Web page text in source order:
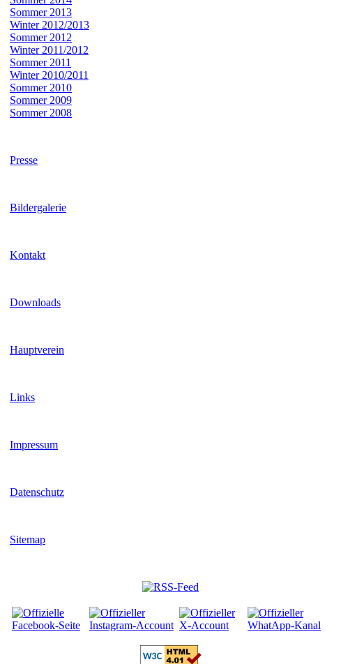
Sommer 2013
Winter 2012/2013
Sommer 2012
Winter 2011/2012
Sommer 2011
Winter 2010/2011
Sommer 2010
Sommer 2009
Sommer 2008
Presse
Bildergalerie
Kontakt
Downloads
Hauptverein
Links
Impressum
Datenschutz
Sitemap